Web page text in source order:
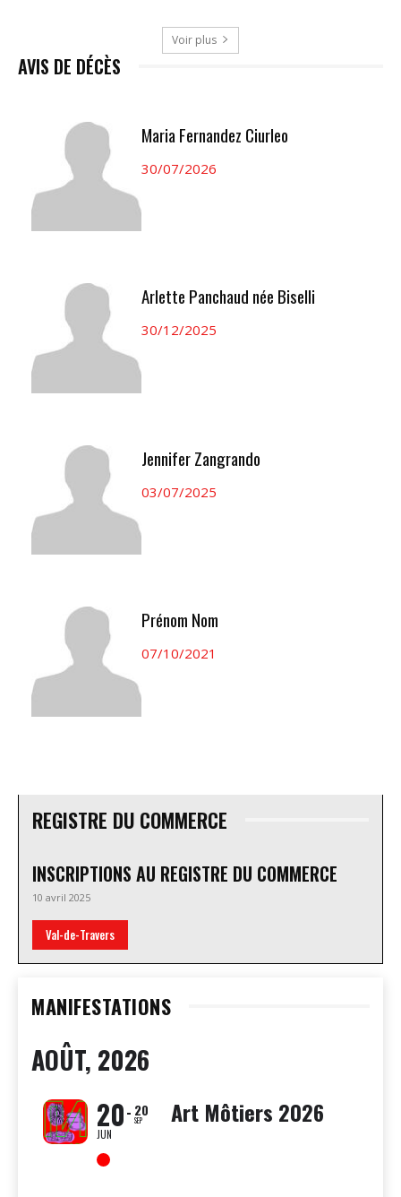
Voir plus
AVIS DE DÉCÈS
Maria Fernandez Ciurleo
30/07/2026
Arlette Panchaud née Biselli
30/12/2025
Jennifer Zangrando
03/07/2025
Prénom Nom
07/10/2021
REGISTRE DU COMMERCE
INSCRIPTIONS AU REGISTRE DU COMMERCE
10 avril 2025
Val-de-Travers
MANIFESTATIONS
AOÛT, 2026
20
JUN
20
SEP Art Môtiers 2026